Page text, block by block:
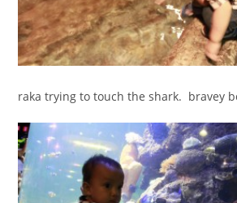
raka trying to touch the shark. bravey